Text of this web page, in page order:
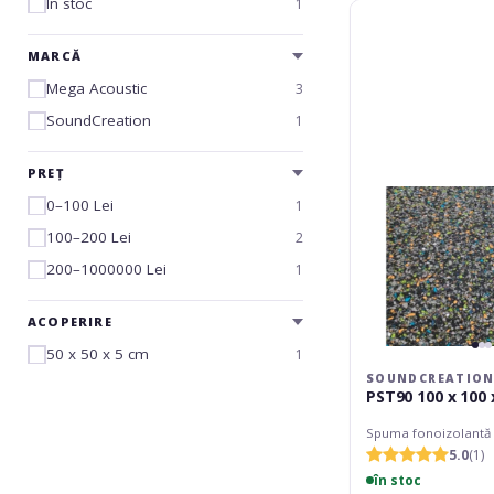
1
MARCĂ
Mega Acoustic 3
SoundCreation 1
PREȚ
0–100 Lei 1
100–200 Lei 2
200–1000000 Lei 1
ACOPERIRE
50 x 50 x 5 cm 1
SoundCreation
SOUNDCREATION
PST90 100 x 100
Spuma fonoizolantă
5.0(1)
în stoc